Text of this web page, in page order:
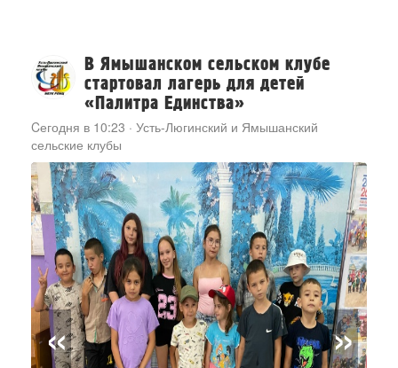
В Ямышанском сельском клубе
стартовал лагерь для детей
«Палитра Единства»
Cегодня в 10:23 · Усть-Люгинский и Ямышанский
сельские клубы
« »